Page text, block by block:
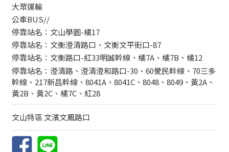
大眾運輸
公車BUS//
停靠站名：文山學園-橘17
停靠站名：文衡澄清路口、文衡文平街口-87
停靠站名：文衡路口-紅33明誠幹線、橘7A、橘7B、橘12
停靠站名：澄清路、澄清澄和路口-30、60覺民幹線、70三多
幹線、217新昌幹線、8041A、8041C、8048、8049、黃2A、
黃2B、黃2C、橘7C、紅28
文山特區 文濱文鳳路口